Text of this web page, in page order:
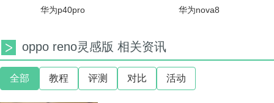
华为p40pro 华为nova8
oppo reno灵感版 相关资讯
全部 教程 评测 对比 活动